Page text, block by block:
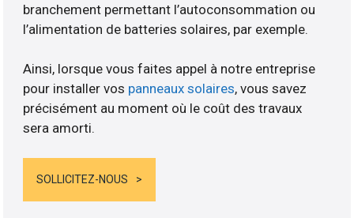
branchement permettant l’autoconsommation ou
l’alimentation de batteries solaires, par exemple.
Ainsi, lorsque vous faites appel à notre entreprise
pour installer vos panneaux solaires, vous savez
précisément au moment où le coût des travaux
sera amorti.
SOLLICITEZ-NOUS